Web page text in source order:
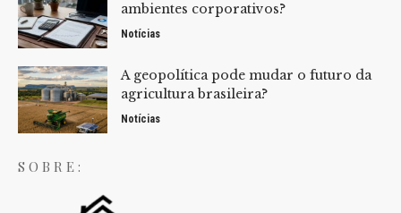
ambientes corporativos?
Notícias
A geopolítica pode mudar o futuro da
agricultura brasileira?
Notícias
SOBRE: